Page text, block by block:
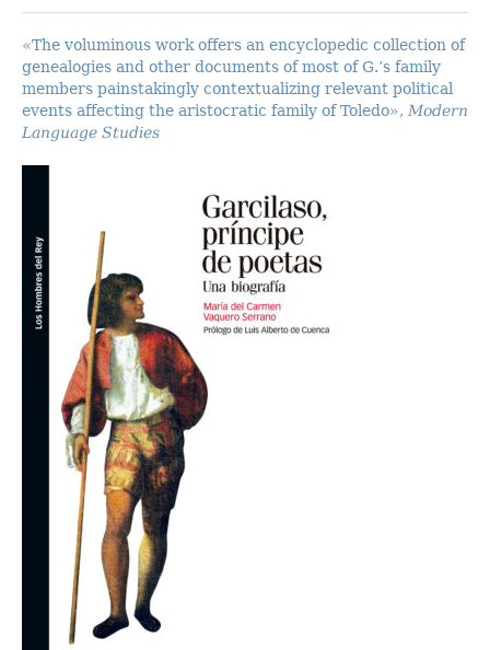
«The voluminous work offers an encyclopedic collection of
genealogies and other documents of most of G.’s family
members painstakingly contextualizing relevant political
events affecting the aristocratic family of Toledo», Modern
Language Studies